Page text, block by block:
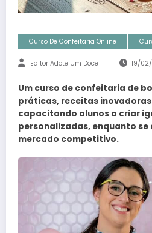
Curso De Confeitaria Online
Editor Adote Um Doce 19/
Um curso de confeitaria de
práticas, receitas
capacitando alunos a criar
personalizadas, enquanto se
mercado competitivo.